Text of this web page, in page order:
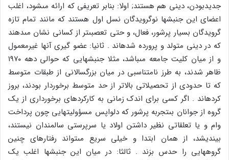
جدیدبودن، دینى هم هستند; اولا: بنابر تعریفى که ارائه مى‏شود، اغلب
اعضاى این جنبش‏ها نوگرویدگان نسل اول هستند که مانند تمام تازه
گرویدگان بسیار پرشور، فعال، و حتى تعصبى‏تر از کسانى نشان مى‏دهند
که در دینى متولد و پرورده شده‏اند . ثانیا: عضو گیرى آنها غیرمعمول
و از میان کلیت جامعه مى‏باشد، مثلا جنبش‏هایى که حوالى دهه ۱۹۷۰
ظاهر شدند، به طرز نامتناسبى در میان بزرگ‏سالانى از طبقات متوسط
که تا حدودى از تحصیلاتى بالاتر از حد متوسط برخوردار بودند، بروز
کرده‏اند . اگر کسى براى اندک زمانى به کارکردهاى برخوردارى از یک
گروه از جوانان بى‏تجربه پرشور که دلواپس مسؤولیت‏هایى چون پرداخت
وام و یا تعلقاتى نظیر داشتن اولاد یا سرپرستى سالمندان نیستند،
بیندیشد، از همان ابتدا و خیلى سریع مى‏تواند رفتارهاى چنین
گروه‏هایى را حدس بزند . ثالثا: در میان این جنبش‏ها اغلب یک